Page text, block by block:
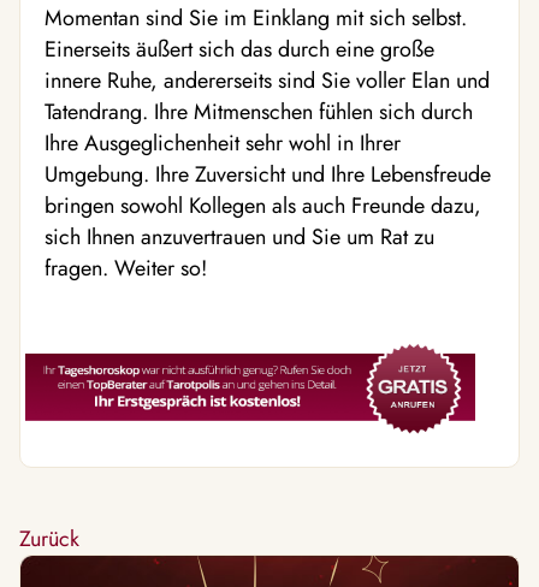
Momentan sind Sie im Einklang mit sich selbst.
Einerseits äußert sich das durch eine große
innere Ruhe, andererseits sind Sie voller Elan und
Tatendrang. Ihre Mitmenschen fühlen sich durch
Ihre Ausgeglichenheit sehr wohl in Ihrer
Umgebung. Ihre Zuversicht und Ihre Lebensfreude
bringen sowohl Kollegen als auch Freunde dazu,
sich Ihnen anzuvertrauen und Sie um Rat zu
fragen. Weiter so!
Zurück